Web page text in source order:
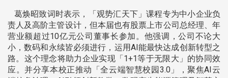
葛焕昭致词时表示，「观势汇天下」课程专为中小企业负
责人及高阶主管设计，但本届也有股票上市公司总经理、年
营业额超过10亿元公司董事长参加。他强调，公司不论大
小，数码和永续皆必须进行，运用AI能最快达成创新转型之
路。这个理念将助力企业实现「1+1等于无限大」的协同效
应。并分享本校正推动「全云端智慧校园3.0」，聚焦AI云